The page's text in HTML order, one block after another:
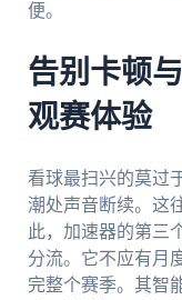
便。
告别卡顿
观赛体验
看球最扫兴的莫过
潮处声音断续。这
此，加速器的第三
分流。它不应有月
完整个赛季。其智